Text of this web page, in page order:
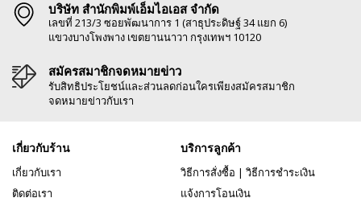
บริษัท สำนักพิมพ์เอ็มไอเอส จำกัด
เลขที่ 213/3 ซอยพัฒนาการ 1 (สาธุประดิษฐ์ 34 แยก 6)
แขวงบางโพงพาง เขตยานนาวา กรุงเทพฯ 10120
สมัครสมาชิกจดหมายข่าว
รับสิทธิประโยชน์และส่วนลดก่อนใครเพียงสมัครสมาชิก
จดหมายข่าวกับเรา
เกี่ยวกับร้าน
เกี่ยวกับเรา
ติดต่อเรา
บริการลูกค้า
วิธีการสั่งซื้อ | วิธีการชำระเงิน
แจ้งการโอนเงิน